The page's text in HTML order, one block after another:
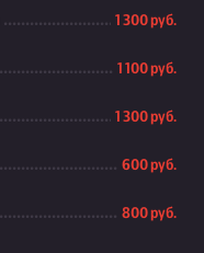
1 300 руб.
1 100 руб.
1 300 руб.
600 руб.
800 руб.